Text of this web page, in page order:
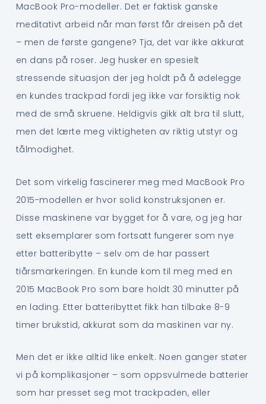
MacBook Pro-modeller. Det er faktisk ganske
meditativt arbeid når man først får dreisen på det
– men de første gangene? Tja, det var ikke akkurat
en dans på roser. Jeg husker en spesielt
stressende situasjon der jeg holdt på å ødelegge
en kundes trackpad fordi jeg ikke var forsiktig nok
med de små skruene. Heldigvis gikk alt bra til slutt,
men det lærte meg viktigheten av riktig utstyr og
tålmodighet.
Det som virkelig fascinerer meg med MacBook Pro
2015-modellen er hvor solid konstruksjonen er.
Disse maskinene var bygget for å vare, og jeg har
sett eksemplarer som fortsatt fungerer som nye
etter batteribytte – selv om de har passert
tiårsmarkeringen. En kunde kom til meg med en
2015 MacBook Pro som bare holdt 30 minutter på
en lading. Etter batteribyttet fikk han tilbake 8-9
timer brukstid, akkurat som da maskinen var ny.
Men det er ikke alltid like enkelt. Noen ganger støter
vi på komplikasjoner – som oppsvulmede batterier
som har presset seg mot trackpaden, eller